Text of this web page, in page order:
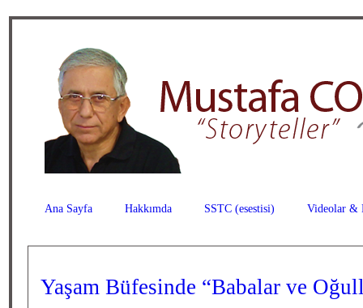
Ana Sayfa Hakkımda SSTC (esestisi) Videolar &
Yaşam Büfesinde “Babalar ve